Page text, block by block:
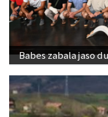
Babes zabala jaso